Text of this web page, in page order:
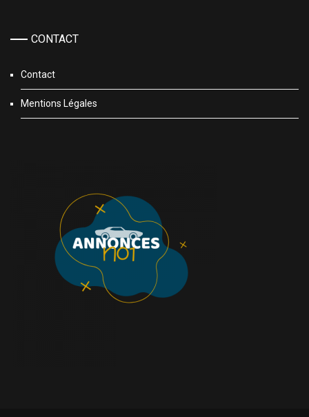
CONTACT
Contact
Mentions Légales